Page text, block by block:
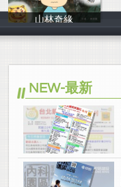
山林奇緣
陳琪蓁
NEW-最新